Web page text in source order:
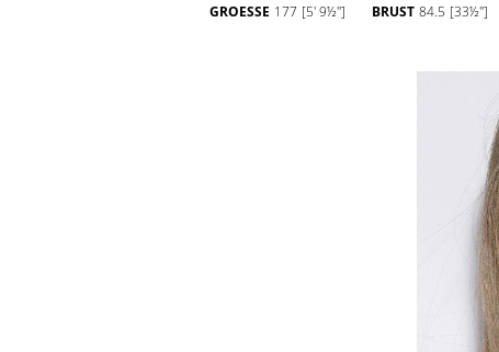
GROESSE 177 [5' 9½''] BRUST 84.5 [33½'']